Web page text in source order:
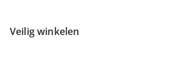
Veilig winkelen